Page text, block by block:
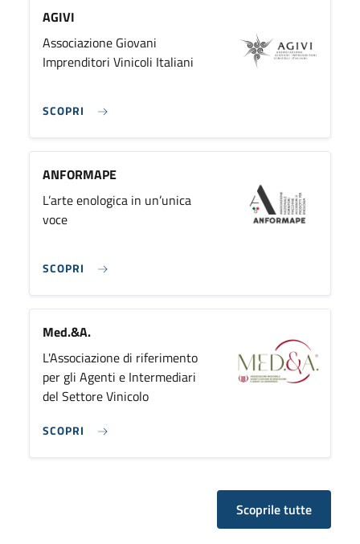
AGIVI
Associazione Giovani
Imprenditori Vinicoli Italiani
SCOPRI
ANFORMAPE
L’arte enologica in un’unica
voce
SCOPRI
Med.&A.
L'Associazione di riferimento
per gli Agenti e Intermediari
del Settore Vinicolo
SCOPRI
Scoprile tutte